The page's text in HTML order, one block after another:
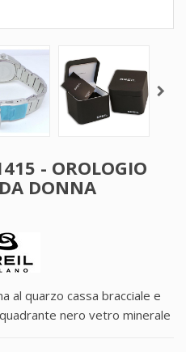
- OROLOGIO
DONNA
al quarzo cassa bracciale e
nero vetro minerale